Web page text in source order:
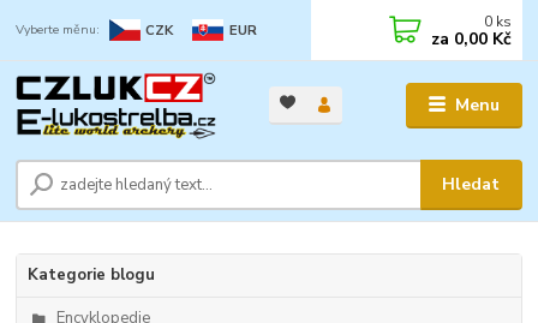
Menu
CZK EUR
Hledat
0 ks
za 0,00 Kč
Kategorie blogu
Encyklopedie